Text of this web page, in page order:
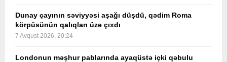
Dunay çayının səviyyəsi aşağı düşdü, qədim Roma
körpüsünün qalıqları üzə çıxdı
7 Avqust 2026, 20:24
Londonun məşhur pablarında ayaqüstə içki qəbulu